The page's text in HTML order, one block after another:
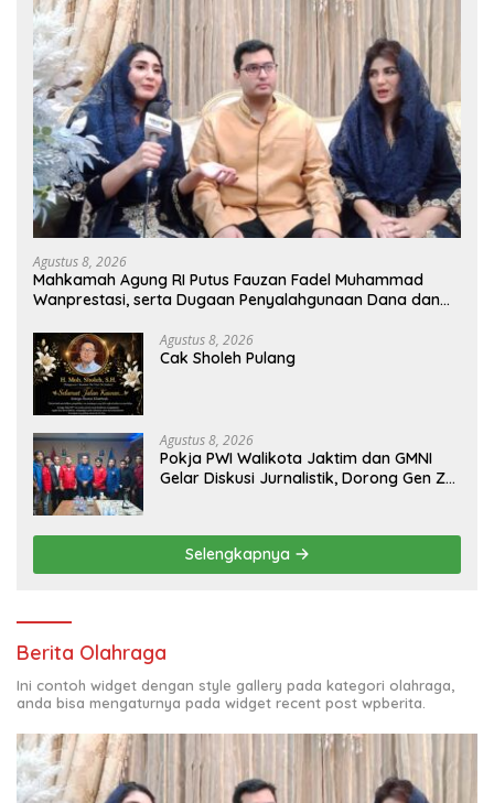
Agustus 8, 2026
Mahkamah Agung RI Putus Fauzan Fadel Muhammad
Wanprestasi, serta Dugaan Penyalahgunaan Dana dan
Agustus 8, 2026
Cak Sholeh Pulang
Agustus 8, 2026
Pokja PWI Walikota Jaktim dan GMNI
Gelar Diskusi Jurnalistik, Dorong Gen Z
Selengkapnya
Berita Olahraga
Ini contoh widget dengan style gallery pada kategori olahraga,
anda bisa mengaturnya pada widget recent post wpberita.